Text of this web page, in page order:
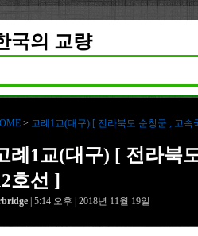
국의 교량
> 고례1교(대구) [ 전라북도 순창군 , 고속
례1교(대구) [ 전라북
호선 ]
| 5:14 오후 | 2018년 11월 19일